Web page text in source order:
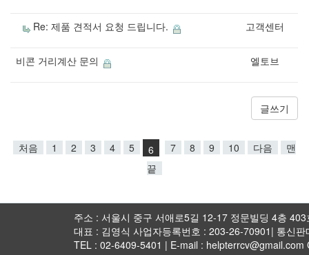
Re: 제품 견적서 요청 드립니다. 고객센터
비콘 거리계산 문의 엘토브
글쓰기
처음 1 2 3 4 5 6 7 8 9 10 다음
맨
끝
주소 : 서울시 중구 서애로5길 12-17 정문빌딩 4층
대표 : 김영식 사업자등록번호 : 203-26-70901| 통신
TEL : 02-6409-5401 | E-mail :